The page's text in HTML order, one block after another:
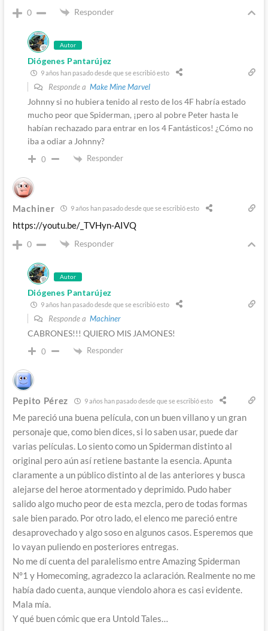
0 Responder
Autor
Diógenes Pantarújez
9 años han pasado desde que se escribió esto
Responde a Make Mine Marvel
Johnny si no hubiera tenido al resto de los 4F habría estado
mucho peor que Spiderman, ¡pero al pobre Peter hasta le
habían rechazado para entrar en los 4 Fantásticos! ¿Cómo no
iba a odiar a Johnny?
0 Responder
Machiner 9 años han pasado desde que se escribió esto
https://youtu.be/_TVHyn-AIVQ
0 Responder
Autor
Diógenes Pantarújez
9 años han pasado desde que se escribió esto
Responde a Machiner
CABRONES!!! QUIERO MIS JAMONES!
0 Responder
Pepito Pérez 9 años han pasado desde que se escribió esto
Me pareció una buena película, con un buen villano y un gran
personaje que, como bien dices, si lo saben usar, puede dar
varias películas. Lo siento como un Spiderman distinto al
original pero aún así retiene bastante la esencia. Apunta
claramente a un público distinto al de las anteriores y busca
alejarse del heroe atormentado y deprimido. Pudo haber
salido algo mucho peor de esta mezcla, pero de todas formas
sale bien parado. Por otro lado, el elenco me pareció entre
desaprovechado y algo soso en algunos casos. Esperemos que
lo vayan puliendo en posteriores entregas.
No me dí cuenta del paralelismo entre Amazing Spiderman
N°1 y Homecoming, agradezco la aclaración. Realmente no me
había dado cuenta, aunque viendolo ahora es casi evidente.
Mala mía.
Y qué buen cómic que era Untold Tales…